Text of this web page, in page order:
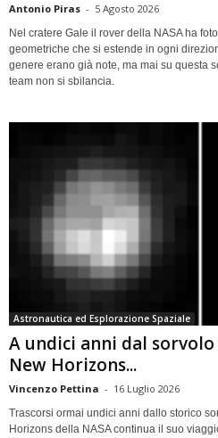
Antonio Piras - 5 Agosto 2026
Nel cratere Gale il rover della NASA ha
geometriche che si estende in ogni
genere erano già note, ma mai su questa
team non si sbilancia.
Astronautica ed Esplorazione Spaziale
A undici anni dal
New Horizons...
Vincenzo Pettina - 16 Luglio 2026
Trascorsi ormai undici anni dallo storico
Horizons della NASA continua il suo